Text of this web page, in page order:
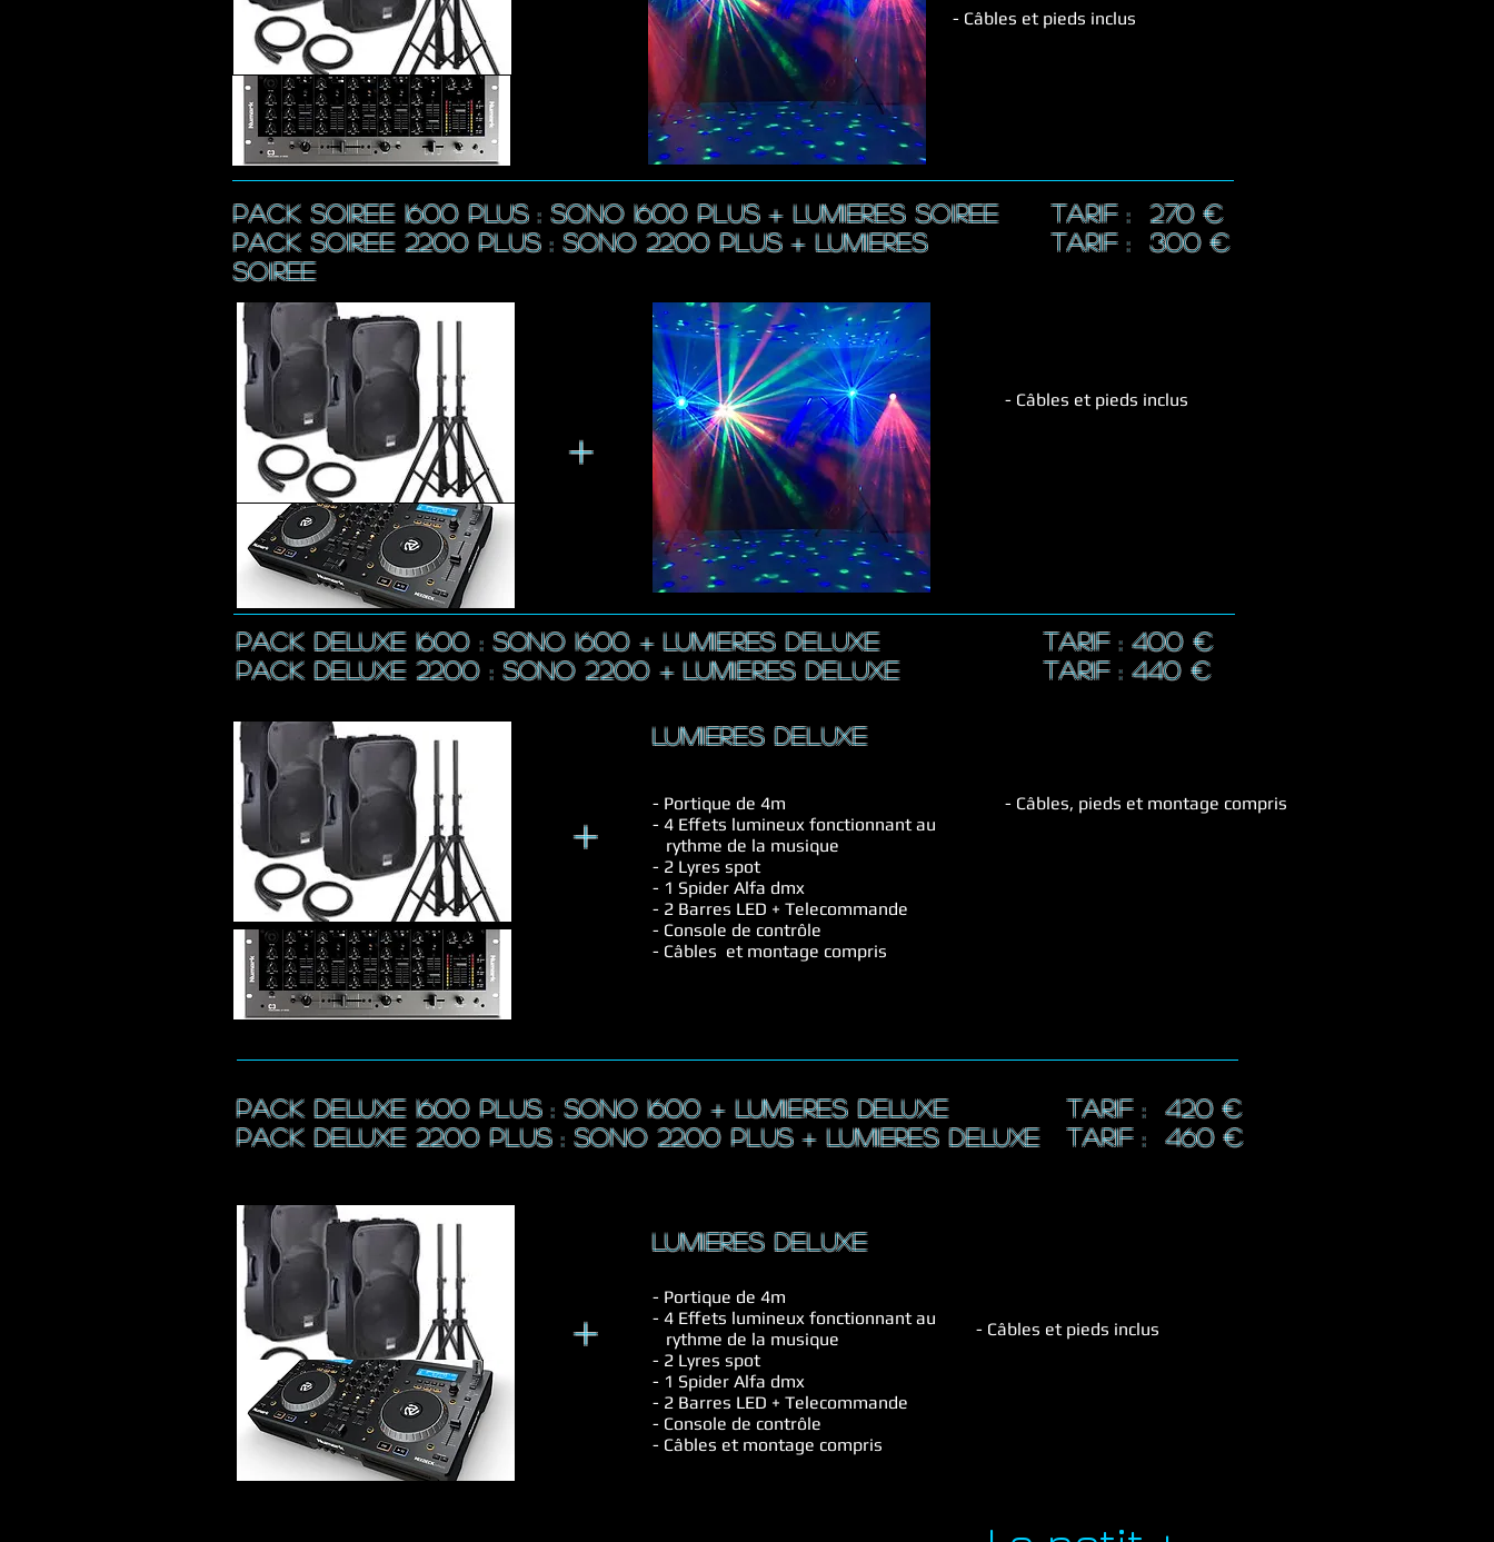
- Câbles et pieds inclus
pack SOIREE 1600 PLUS: SONO 1600plus + LUMIERES SOIREE TARIF : 270€
pack SOIREE 2200 plus : SONO 2200 plus+ LUMIERES
SOIREE
TARIF : 300€
+
- Câbles et pieds inclus
pack DELUXE 1600 : SONO 1600 + LUMIERES deluxe TARIF : 400 €
pack DELUXE 2200 : SONO 2200 + LUMIERES deluxe
TARIF : 440 €
LUMIERES deluxe
+
- Portique de 4m
- 4 Effets lumineux fonctionnant au
rythme de la musique
- 2 Lyres spot
- 1 Spider Alfa dmx
- 2 Barres LED + Telecommande
- Console de contrôle
- Câbles et montage compris
- Câbles, pieds et montage compris
pack DELUXE 1600 plus: sono 1600 + LUMIERES DELUXE
pack DELUXE 2200 plus : sono 2200 plus + LUMIERES DELUXE
TARIF : 420 €
TARIF : 460 €
LUMIERES deluxe
+
- Portique de 4m
- 4 Effets lumineux fonctionnant au
rythme de la musique
- 2 Lyres spot
- 1 Spider Alfa dmx
- 2 Barres LED + Telecommande
- Console de contrôle
- Câbles et montage compris
- Câbles et pieds inclus